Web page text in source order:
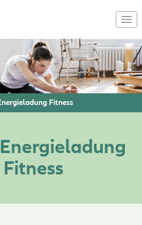
Fitness
Fitness